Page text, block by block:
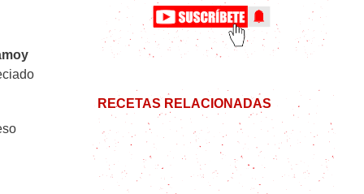
RECETAS RELACIONADAS
Alfajores de maicena: Receta fácil,
casera y deliciosa